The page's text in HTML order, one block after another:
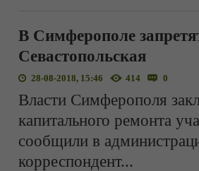
В Симферополе
Севастопольская
28-08-2018, 15:46 414 0
Власти Симферополя
капитального ремонта
сообщили в
корреспондент...